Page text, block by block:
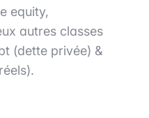
equity,
autres classes
(dette privée) &